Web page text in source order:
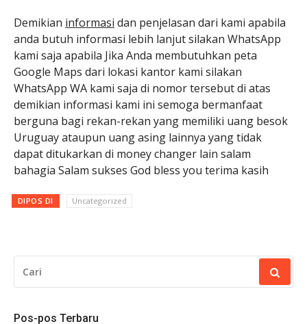
Demikian informasi dan penjelasan dari kami apabila
anda butuh informasi lebih lanjut silakan WhatsApp
kami saja apabila Jika Anda membutuhkan peta
Google Maps dari lokasi kantor kami silakan
WhatsApp WA kami saja di nomor tersebut di atas
demikian informasi kami ini semoga bermanfaat
berguna bagi rekan-rekan yang memiliki uang besok
Uruguay ataupun uang asing lainnya yang tidak
dapat ditukarkan di money changer lain salam
bahagia Salam sukses God bless you terima kasih
DIPOS DI Uncategorized
UNTUK:
Pos-pos Terbaru